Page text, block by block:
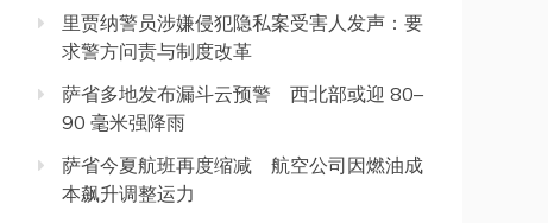
里贾纳警员涉嫌侵犯隐私案受害人发声：要
求警方问责与制度改革
萨省多地发布漏斗云预警 西北部或迎 80–
90 毫米强降雨
萨省今夏航班再度缩减 航空公司因燃油成
本飙升调整运力